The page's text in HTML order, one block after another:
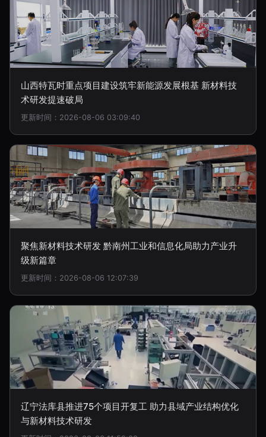
山西特瓦时重点项目建设筑牢新能源发展根基 新材料技
术研发提速破局
更新时间：2026-08-06 03:09:40
聚焦新材料技术研发 黔南州工业和信息化局助力产业升
级新篇章
更新时间：2026-08-06 12:07:39
辽宁法库县推进75个项目开复工 助力县域产业结构优化
与新材料技术研发